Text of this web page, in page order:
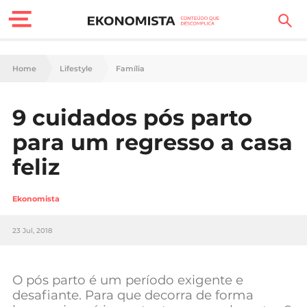
Finanças Pessoais
Carreira
Casa
Lifestyle
Sociedade
Negócios
Home Lifestyle Família
9 cuidados pós parto
para um regresso a casa
feliz
Ekonomista
23 Jul, 2018
O pós parto é um período exigente e
desafiante. Para que decorra de forma